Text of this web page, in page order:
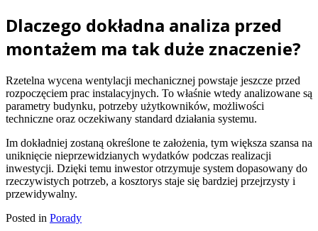
Dlaczego dokładna analiza przed
montażem ma tak duże znaczenie?
Rzetelna wycena wentylacji mechanicznej powstaje jeszcze przed
rozpoczęciem prac instalacyjnych. To właśnie wtedy analizowane są
parametry budynku, potrzeby użytkowników, możliwości
techniczne oraz oczekiwany standard działania systemu.
Im dokładniej zostaną określone te założenia, tym większa szansa na
uniknięcie nieprzewidzianych wydatków podczas realizacji
inwestycji. Dzięki temu inwestor otrzymuje system dopasowany do
rzeczywistych potrzeb, a kosztorys staje się bardziej przejrzysty i
przewidywalny.
Posted in Porady